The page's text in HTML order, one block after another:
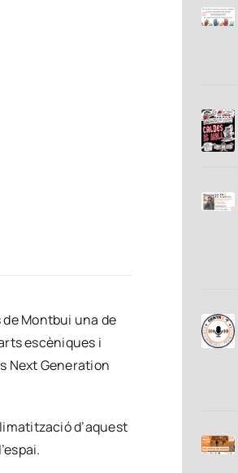
Montbui una de
escèniques i
Next Generation
d’aquest